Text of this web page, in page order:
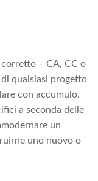
– CA, CC o
qualsiasi progetto
con accumulo.
a seconda delle
un
uno nuovo o